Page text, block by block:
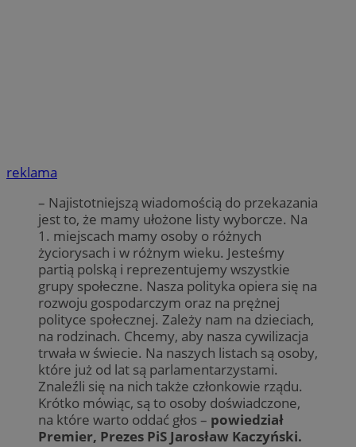
reklama
– Najistotniejszą wiadomością do przekazania
jest to, że mamy ułożone listy wyborcze. Na
1. miejscach mamy osoby o różnych
życiorysach i w różnym wieku. Jesteśmy
partią polską i reprezentujemy wszystkie
grupy społeczne. Nasza polityka opiera się na
rozwoju gospodarczym oraz na prężnej
polityce społecznej. Zależy nam na dzieciach,
na rodzinach. Chcemy, aby nasza cywilizacja
trwała w świecie. Na naszych listach są osoby,
które już od lat są parlamentarzystami.
Znaleźli się na nich także członkowie rządu.
Krótko mówiąc, są to osoby doświadczone,
na które warto oddać głos – powiedział
Premier, Prezes PiS Jarosław Kaczyński.